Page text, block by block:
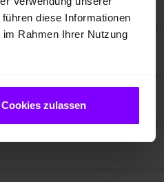
diese Informationen
Rahmen Ihrer Nutzung
Cookies zulassen